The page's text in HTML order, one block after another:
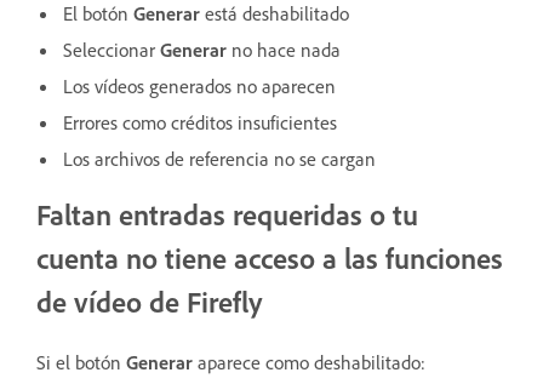
El botón Generar está deshabilitado
Seleccionar Generar no hace nada
Los vídeos generados no aparecen
Errores como créditos insuficientes
Los archivos de referencia no se cargan
Faltan entradas requeridas o tu
cuenta no tiene acceso a las funciones
de vídeo de Firefly
Si el botón Generar aparece como deshabilitado: